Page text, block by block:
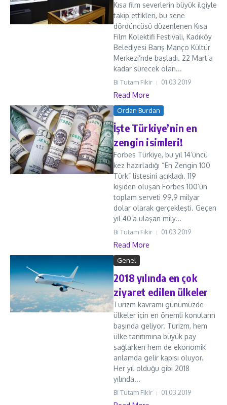
Kısa film severlerin büyük ilgiyle
takip ettikleri, bu sene
dördüncüsü düzenlenen Kısa
Film Kolektifi Festivali, Kadıköy
Belediyesi Barış Manço Kültür
Merkezi’nde başladı. 22 Mart’a
kadar sürecek olan...
Bi Tutam Fikir 01.03.2019
Read More
Ordan Burdan
İşte Türkiye’nin en
zengin isimleri!
Forbes Türkiye, bu yıl 14’üncü
kez hazırladığı “En Zengin 100
Türk” listesini açıkladı. 119
kişiden oluşan Forbes 100’ün
toplam serveti 99,9 milyar
dolar olarak gerçekleşti. Geçen
yıl 40’a ulaşan mily...
Bi Tutam Fikir 01.03.2019
Read More
Genel
2018 yılında en çok
ziyaret edilen ülkeler
Turizm kavramı günümüzde
ülkeler için en önemli konuların
başında geliyor. Turizm, hem
ülke tanıtımına büyük pay
sağlarken hem de ekonomik
anlamda gelir kapısı oluyor.
Her yıl olduğu gibi 2018
yılında...
Bi Tutam Fikir 01.03.2019